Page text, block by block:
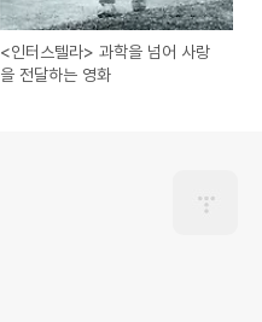
<인터스텔라> 과학을 넘어 사랑
을 전달하는 영화